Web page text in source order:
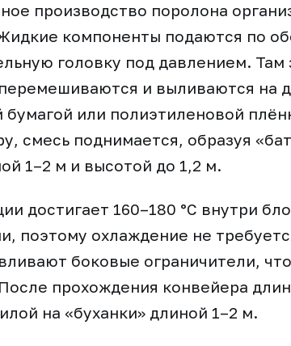
производство поролона
компоненты подаются по
головку под давлением. Там
и выливаются на
или полиэтиленовой
смесь поднимается, образуя
1–2 м и высотой до 1,2 м.
достигает 160–180 °С внутри
поэтому охлаждение не
боковые ограничители,
прохождения конвейера
на «буханки» длиной 1–2 м.